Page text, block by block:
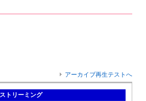
アーカイブ再生テストへ
ストリーミング